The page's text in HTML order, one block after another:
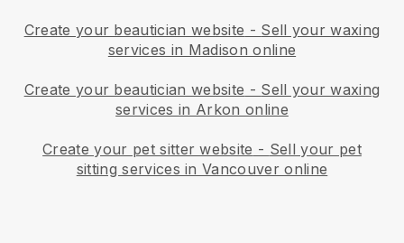
Create your beautician website - Sell your waxing
services in Madison online
Create your beautician website - Sell your waxing
services in Arkon online
Create your pet sitter website - Sell your pet
sitting services in Vancouver online